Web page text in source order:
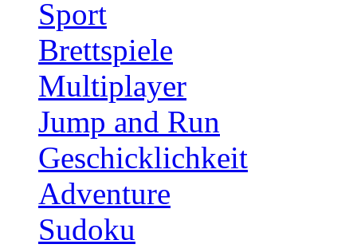
Sport
Brettspiele
Multiplayer
Jump and Run
Geschicklichkeit
Adventure
Sudoku